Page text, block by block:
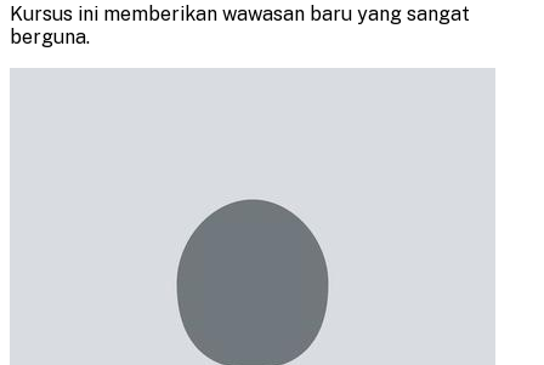
Kursus ini memberikan wawasan baru yang sangat
berguna.